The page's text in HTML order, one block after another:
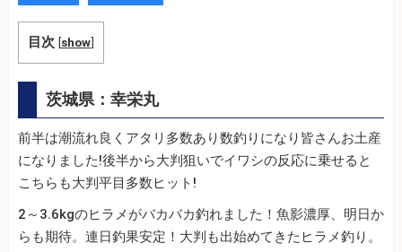
目次 [show]
茨城県：幸栄丸
前半は潮流れ良くアタリ多数あり数釣りになり皆さんお土産
になりました!後半から大判狙いでイワシの反応に乗せると
こちらも大判平目多数ヒット!
2～3.6kgのヒラメがバカバカ釣れました！魚影濃厚、明日か
らも期待。連日釣果安定！大判も出始めてきたヒラメ釣り。